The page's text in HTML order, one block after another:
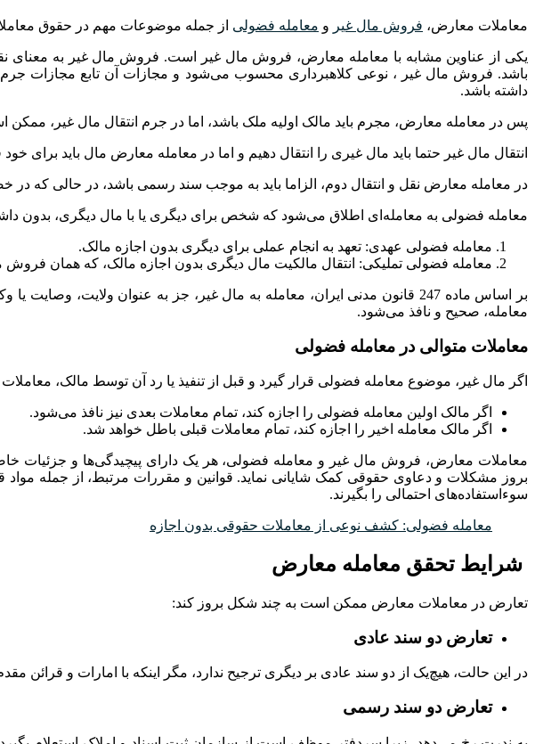
معاملات معارض، فروش مال غیر و معامله فضولی از جمله موضوعات مهم در حقوق
یکی از عناوین مشابه با معامله معارض، فروش مال غیر است. فروش مال غیر به معنای
باشد. فروش مال غیر ، نوعی کلاهبرداری محسوب می‌شود و مجازات آن تابع مجازات
داشته باشد.
پس در معامله معارض، مجرم باید مالک اولیه ملک باشد، اما در جرم انتقال مال غیر،
انتقال مال غیر حتما باید مال غیری را انتقال دهیم و اما در معامله معارض مال باید برای
در معامله معارض نقل و انتقال دوم، الزاما باید به موجب سند رسمی باشد، در حالی که
معامله فضولی به معامله‌ای اطلاق می‌شود که شخص برای دیگری یا با مال دیگری، بدون
معامله فضولی عهدی: تعهد به انجام عملی برای دیگری بدون اجازه مالک.
معامله فضولی تملیکی: انتقال مالکیت مال دیگری بدون اجازه مالک، که همان
بر اساس ماده 247 قانون مدنی ایران، معامله به مال غیر، جز به عنوان
معامله، صحیح و نافذ می‌شود.
معاملات متوالی در معامله فضولی
اگر مال غیر، موضوع معامله فضولی قرار گیرد و قبل از تنفیذ یا رد آن توسط مالک،
اگر مالک اولین معامله فضولی را اجازه کند، تمام معاملات بعدی نیز نافذ می‌شود.
اگر مالک معامله اخیر را اجازه کند، تمام معاملات قبلی باطل خواهد شد.
معاملات معارض، فروش مال غیر و معامله فضولی، هر یک دارای پیچیدگی‌ها و جزئیات
بروز مشکلات و دعاوی حقوقی کمک شایانی نماید. قوانین و مقررات مرتبط، از جمله
سوءاستفاده‌های احتمالی را بگیرند.
معامله فضولی: کشف نوعی از معاملات حقوقی بدون اجازه
شرایط تحقق معامله معارض
تعارض در معاملات معارض ممکن است به چند شکل بروز کند:
تعارض دو سند عادی
در این حالت، هیچ‌یک از دو سند عادی بر دیگری ترجیح ندارد، مگر اینکه با امارات و قرائن
تعارض دو سند رسمی